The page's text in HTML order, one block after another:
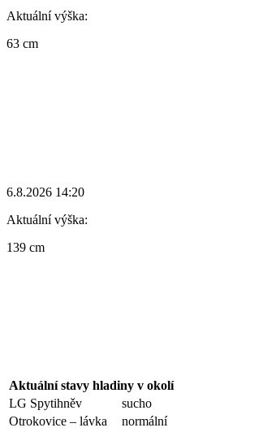
Aktuální výška:
63 cm
6.8.2026 14:20
Aktuální výška:
139 cm
Aktuální stavy hladiny v okolí
LG Spytihněv
sucho
Otrokovice – lávka
normální